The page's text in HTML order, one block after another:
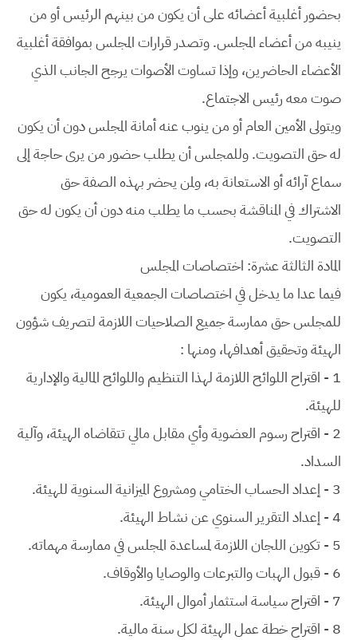
بحضور أغلبية أعضائه على أن يكون من بينهم الرئيس أو من
ينيبه من أعضاء المجلس. وتصدر قرارات المجلس بموافقة أغلبية
الأعضاء الحاضرين، وإذا تساوت الأصوات يرجح الجانب الذي
صوت معه رئيس الاجتماع.
ويتولى الأمين العام أو من ينوب عنه أمانة المجلس دون أن يكون
له حق التصويت. وللمجلس أن يطلب حضور من يرى حاجة إلى
سماع آرائه أو الاستعانة به، ولمن يحضر بهذه الصفة حق
الاشتراك في المناقشة بحسب ما يطلب منه دون أن يكون له حق
التصويت.
المادة الثالثة عشرة: اختصاصات المجلس
فيما عدا ما يدخل في اختصاصات الجمعية العمومية، يكون
للمجلس حق ممارسة جميع الصلاحيات اللازمة لتصريف شؤون
الهيئة وتحقيق أهدافها، ومنها :
1 - اقتراح اللوائح اللازمة لهذا التنظيم واللوائح المالية والإدارية
للهيئة.
2 - اقتراح رسوم العضوية وأي مقابل مالي تتقاضاه الهيئة، وآلية
السداد.
3 - إعداد الحساب الختامي ومشروع الميزانية السنوية للهيئة.
4 - إعداد التقرير السنوي عن نشاط الهيئة.
5 - تكوين اللجان اللازمة لمساعدة المجلس في ممارسة مهماته.
6 - قبول الهبات والتبرعات والوصايا والأوقاف.
7 - اقتراح سياسة استثمار أموال الهيئة.
8 - اقتراح خطة عمل الهيئة لكل سنة مالية.